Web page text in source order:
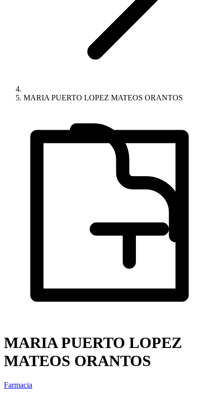
MARIA PUERTO LOPEZ MATEOS ORANTOS
MARIA PUERTO LOPEZ
MATEOS ORANTOS
Farmacia